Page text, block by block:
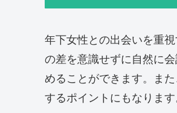
年下女性との出会いを重
の差を意識せずに自然に
めることができます。ま
するポイントにもなります